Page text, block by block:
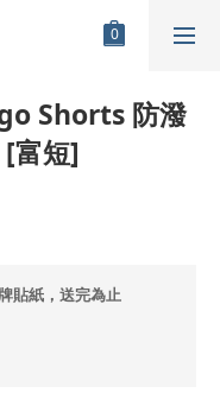
Shorts 防潑
富短]
貼紙，送完為止